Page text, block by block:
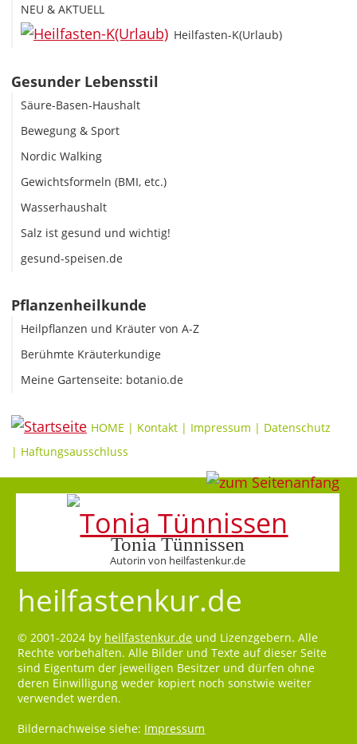
NEU & AKTUELL
Heilfasten-K(Urlaub)
Gesunder Lebensstil
Säure-Basen-Haushalt
Bewegung & Sport
Nordic Walking
Gewichtsformeln (BMI, etc.)
Wasserhaushalt
Salz ist gesund und wichtig!
gesund-speisen.de
Pflanzenheilkunde
Heilpflanzen und Kräuter von A-Z
Berühmte Kräuterkundige
Meine Gartenseite: botanio.de
HOME | Kontakt | Impressum | Datenschutz
| Haftungsausschluss
Tonia Tünnissen
Autorin von heilfastenkur.de
heilfastenkur.de
© 2001-2024 by heilfastenkur.de und Lizenzgebern. Alle
Rechte vorbehalten. Alle Bilder und Texte auf dieser Seite
sind Eigentum der jeweiligen Besitzer und dürfen ohne
deren Einwilligung weder kopiert noch sonstwie weiter
verwendet werden.
Bildernachweise siehe: Impressum